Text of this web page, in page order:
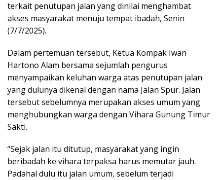
terkait penutupan jalan yang dinilai menghambat
akses masyarakat menuju tempat ibadah, Senin
(7/7/2025).
Dalam pertemuan tersebut, Ketua Kompak Iwan
Hartono Alam bersama sejumlah pengurus
menyampaikan keluhan warga atas penutupan jalan
yang dulunya dikenal dengan nama Jalan Spur. Jalan
tersebut sebelumnya merupakan akses umum yang
menghubungkan warga dengan Vihara Gunung Timur
Sakti.
“Sejak jalan itu ditutup, masyarakat yang ingin
beribadah ke vihara terpaksa harus memutar jauh.
Padahal dulu itu jalan umum, sebelum terjadi